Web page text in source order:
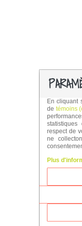
CPE
En cliquant
de témoins
respect de
ne
Plus